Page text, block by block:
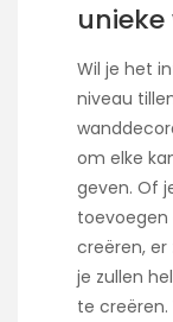
Wil je het
niveau
om elke
geven. Of
creëren, er
je zullen
te creëren.